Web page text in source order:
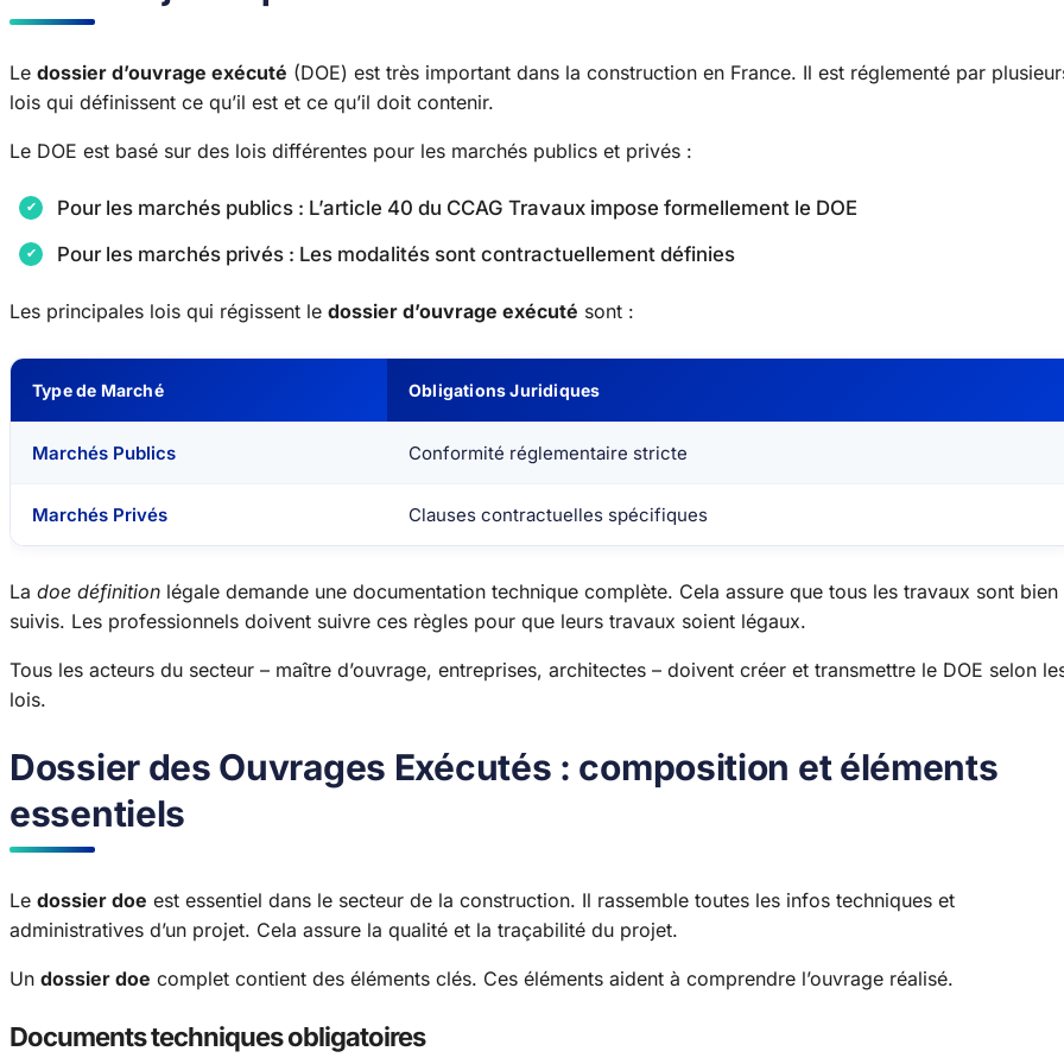
Le dossier d’ouvrage exécuté (DOE) est très important dans la construction en France. Il est réglementé par
lois qui définissent ce qu’il est et ce qu’il doit contenir.
Le DOE est basé sur des lois différentes pour les marchés publics et privés :
Pour les marchés publics : L’article 40 du CCAG Travaux impose formellement le DOE
Pour les marchés privés : Les modalités sont contractuellement définies
Les principales lois qui régissent le dossier d’ouvrage exécuté sont :
Type de Marché Obligations Juridiques
Marchés Publics Conformité réglementaire stricte
Marchés Privés Clauses contractuelles spécifiques
La doe définition légale demande une documentation technique complète. Cela assure que tous les travaux sont bien
suivis. Les professionnels doivent suivre ces règles pour que leurs travaux soient légaux.
Tous les acteurs du secteur – maître d’ouvrage, entreprises, architectes – doivent créer et transmettre le DOE selon
lois.
Dossier des Ouvrages Exécutés : composition et éléments
essentiels
Le dossier doe est essentiel dans le secteur de la construction. Il rassemble toutes les infos techniques et
administratives d’un projet. Cela assure la qualité et la traçabilité du projet.
Un dossier doe complet contient des éléments clés. Ces éléments aident à comprendre l’ouvrage réalisé.
Documents techniques obligatoires